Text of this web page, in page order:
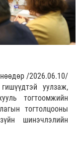
/2026.06.10/
уулзаж,
тогтоомжийн
тогтолцооны
шинэчлэлийн